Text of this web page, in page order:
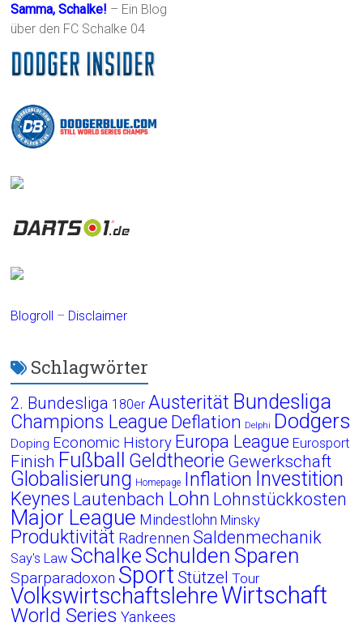
Samma, Schalke! – Ein Blog
über den FC Schalke 04
Blogroll – Disclaimer
Schlagwörter
2. Bundesliga 180er Austerität Bundesliga
Champions League Deflation Delphi Dodgers
Doping Economic History Europa League Eurosport
Finish Fußball Geldtheorie Gewerkschaft
Globalisierung Homepage Inflation Investition
Keynes Lautenbach Lohn Lohnstückkosten
Major League Mindestlohn Minsky
Produktivität Radrennen Saldenmechanik
Say's Law Schalke Schulden Sparen
Sparparadoxon Sport Stützel Tour
VolkswirtschaftslehreWirtschaft
World Series Yankees